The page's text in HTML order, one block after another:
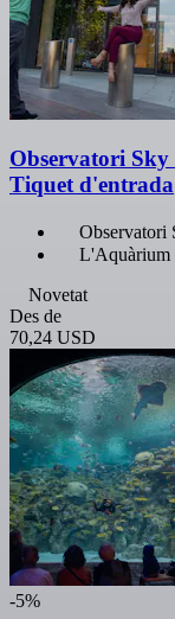
Observatori
Tiquet d'entrada
Observatori
L'Aquàrium
Novetat
Des de
70,24 USD
-5%